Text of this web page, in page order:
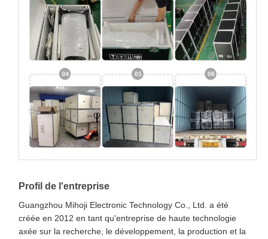
Profil de l'entreprise
Guangzhou Mihoji Electronic Technology Co., Ltd. a été
créée en 2012 en tant qu'entreprise de haute technologie
axée sur la recherche, le développement, la production et la